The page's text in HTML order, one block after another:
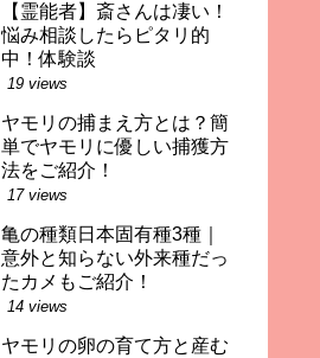
【霊能者】斎さんは凄い！
悩み相談したらピタリ的
中！体験談
19 views
ヤモリの捕まえ方とは？簡
単でヤモリに優しい捕獲方
法をご紹介！
17 views
亀の種類日本固有種3種｜
意外と知らない外来種だっ
たカメもご紹介！
14 views
ヤモリの卵の育て方と産む